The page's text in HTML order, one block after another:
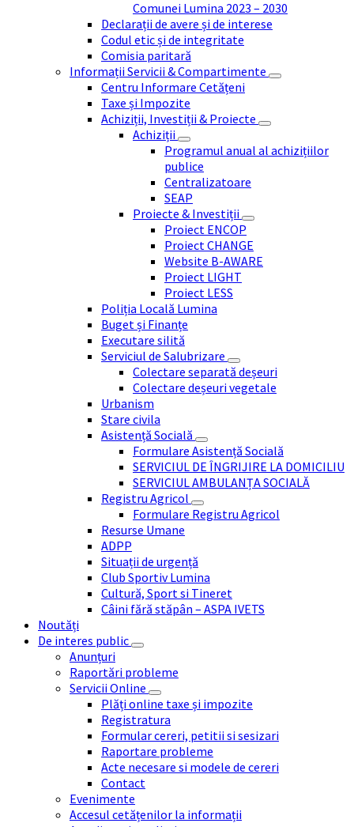
Comunei Lumina 2023 – 2030
Declarații de avere și de interese
Codul etic și de integritate
Comisia paritară
Informații Servicii & Compartimente
Centru Informare Cetățeni
Taxe și Impozite
Achiziții, Investiții & Proiecte
Achiziții
Programul anual al achizițiilor
publice
Centralizatoare
SEAP
Proiecte & Investiții
Proiect ENCOP
Proiect CHANGE
Website B-AWARE
Proiect LIGHT
Proiect LESS
Poliția Locală Lumina
Buget și Finanțe
Executare silită
Serviciul de Salubrizare
Colectare separată deșeuri
Colectare deșeuri vegetale
Urbanism
Stare civila
Asistență Socială
Formulare Asistență Socială
SERVICIUL DE ÎNGRIJIRE LA DOMICILIU
SERVICIUL AMBULANȚA SOCIALĂ
Registru Agricol
Formulare Registru Agricol
Resurse Umane
ADPP
Situații de urgență
Club Sportiv Lumina
Cultură, Sport si Tineret
Câini fără stăpân – ASPA IVETS
Noutăți
De interes public
Anunțuri
Raportări probleme
Servicii Online
Plăți online taxe și impozite
Registratura
Formular cereri, petitii si sesizari
Raportare probleme
Acte necesare si modele de cereri
Contact
Evenimente
Accesul cetățenilor la informații